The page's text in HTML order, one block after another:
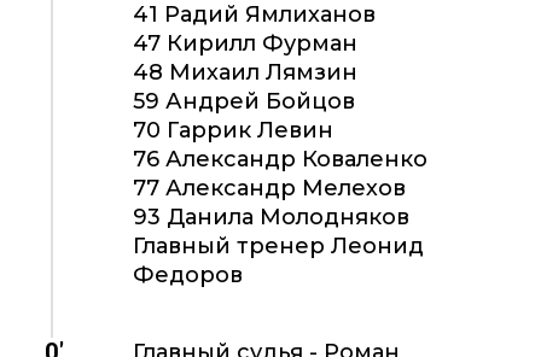
41 Радий Ямлиханов
47 Кирилл Фурман
48 Михаил Лямзин
59 Андрей Бойцов
70 Гаррик Левин
76 Александр Коваленко
77 Александр Мелехов
93 Данила Молодняков
Главный тренер Леонид
Федоров